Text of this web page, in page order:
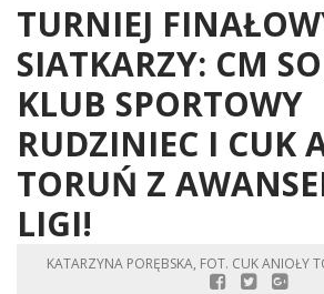
TURNIEJ
SIATKARZY: CM
KLUB SPORTOWY
RUDZINIEC I CUK
TORUŃ Z
LIGI!
KATARZYNA PORĘBSKA, FOT. CUK ANIOŁY